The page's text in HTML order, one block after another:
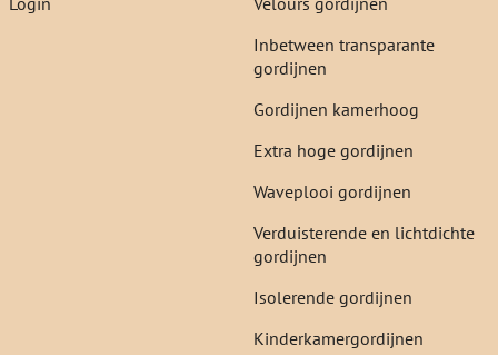
Inbetween transparante
gordijnen
Gordijnen kamerhoog
Extra hoge gordijnen
Waveplooi gordijnen
Verduisterende en lichtdichte
gordijnen
Isolerende gordijnen
Kinderkamergordijnen